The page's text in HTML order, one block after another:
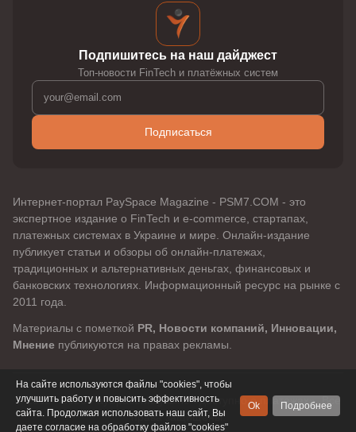
Подпишитесь на наш дайджест
Топ-новости FinTech и платёжных систем
Подписаться
Интернет-портал PaySpace Magazine - PSM7.COM - это
экспертное издание о FinTech и e-commerce, стартапах,
платежных системах в Украине и мире. Онлайн-издание
публикует статьи и обзоры об онлайн-платежах,
традиционных и альтернативных деньгах, финансовых и
банковских технологиях. Информационный ресурс на рынке с
2011 года.
Материалы с пометкой PR, Новости компаний, Инновации,
Мнение публикуются на правах рекламы.
© 2011 - 2026 PaySpaceMagazine «доступно о платежах». Все
права защищены.
На сайте используются файлы "cookies", чтобы
улучшить работу и повысить эффективность
сайта. Продолжая использовать наш сайт, Вы
даете согласие на обработку файлов "cookies"
Ok Подробнее